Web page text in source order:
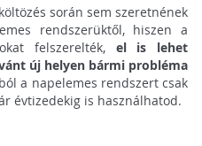
során sem szeretnének
rendszerüktől, hiszen a
felszerelték, el is lehet
új helyen bármi probléma
a napelemes rendszert csak
évtizedekig is használhatod.